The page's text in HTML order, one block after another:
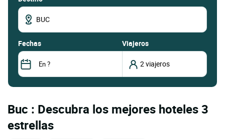
fechas Viajeros
Buc : Descubra los mejores hoteles 3
estrellas